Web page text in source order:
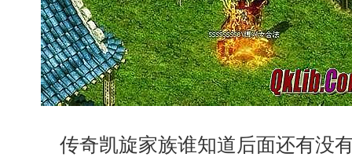
传奇凯旋家族谁知道后面还有没